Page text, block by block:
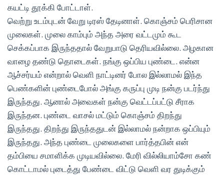
கயட்டி தூக்கி போட்டாள்.
வெற்று உடம்புடன் வேறு டிரஸ் தேடினாள். கொஞ்சம் பெரிசான
முலைகள். முலை காம்பும் அந்த அரை வட்டமும் கூட
செக்கப்பாக இருந்ததால் வேறுபாடு தெரியவில்லை. அழகான
வாழை தண்டு தொடைகள். நங்கு ஒப்பிய புண்டை. என்ன
ஆச்சர்யம் என்றால் வெளி நாட்டினர் போல இல்லாமல் இந்த
பெண்களின் புண்டைபோல் அங்கு கருப்பு முடி நன்கு படர்ந்து
இருந்தது. ஆனால் அவைகள் நன்கு வெட்டப்பட்டு சீராக
இருந்தன. புண்டை வாசல் மட்டும் கொஞ்சம் திறந்து
இருந்தது. திறந்து இருந்ததுடன் இல்லாமல் நன்றாக ஒப்பியும்
இருந்தது. அந்த புண்டை முலைகளை பார்த்தபின் என்
தம்பியை சமாளிக்க முடியவில்லை. மேரி வில்லியாம்சோ கண்
கொட்டாமல் புடைத்து பேண்டை விட்டு வெளி வர துடிக்கும்